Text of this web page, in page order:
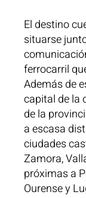
El destino
situarse
ferrocarril
Además de
capital de la
de la
a escasa
ciudades
Zamora,
próximas a
Ourense y